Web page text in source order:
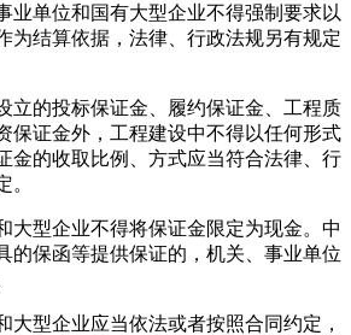
单位和国有大型企业不得强制要求以
为结算依据，法律、行政法规另有规定
的投标保证金、履约保证金、工程质
保证金外，工程建设中不得以任何形式
金的收取比例、方式应当符合法律、行
。
型企业不得将保证金限定为现金。中
的保函等提供保证的，机关、事业单位
型企业应当依法或者按照合同约定，